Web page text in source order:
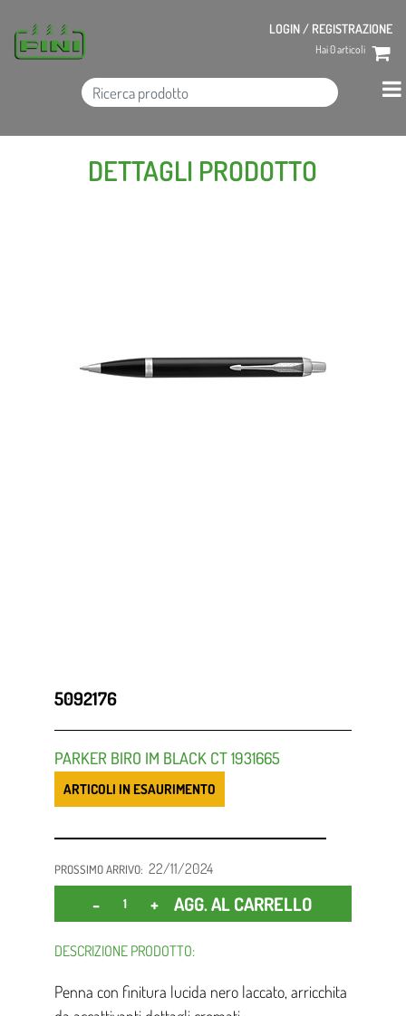
LOGIN / REGISTRAZIONE
Hai0articoli
DETTAGLI PRODOTTO
5092176
PARKER BIRO IM BLACK CT 1931665
ARTICOLI IN ESAURIMENTO
PROSSIMO ARRIVO: 22/11/2024
Quantità
AGG. AL CARRELLO
DESCRIZIONE PRODOTTO:
Penna con finitura lucida nero laccato, arricchita